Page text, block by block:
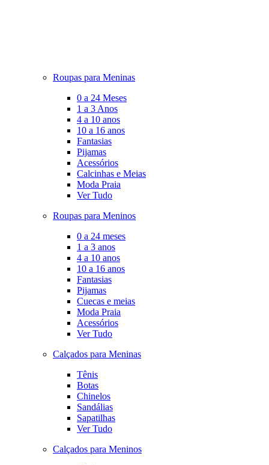
Roupas para Meninas
0 a 24 Meses
1 a 3 Anos
4 a 10 anos
10 a 16 anos
Fantasias
Pijamas
Acessórios
Calcinhas e Meias
Moda Praia
Ver Tudo
Roupas para Meninos
0 a 24 meses
1 a 3 anos
4 a 10 anos
10 a 16 anos
Fantasias
Pijamas
Cuecas e meias
Moda Praia
Acessórios
Ver Tudo
Calçados para Meninas
Tênis
Botas
Chinelos
Sandálias
Sapatilhas
Ver Tudo
Calçados para Meninos